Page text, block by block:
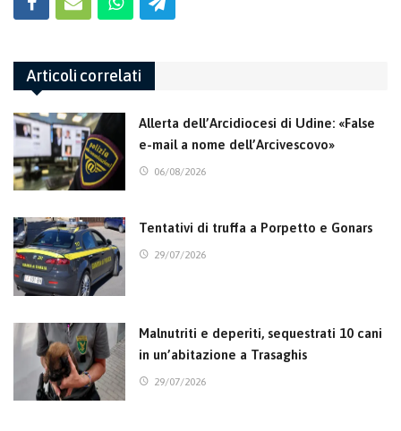
Articoli correlati
Allerta dell’Arcidiocesi di Udine: «False
e-mail a nome dell’Arcivescovo»
06/08/2026
Tentativi di truffa a Porpetto e Gonars
29/07/2026
Malnutriti e deperiti, sequestrati 10 cani
in un’abitazione a Trasaghis
29/07/2026